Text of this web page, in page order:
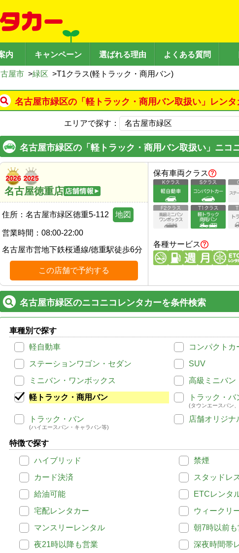
内 キャンペーン 選ばれる理由 よくある質問
屋市 >緑区 >T1クラス(軽トラック・商用バン)
名古屋市緑区の「軽トラック・商用バン取扱い」レンタ
エリアで探す：
名古屋市緑区の「軽トラック・商用バン取扱い」ニコ
名古屋徳重店
住所： 名古屋市緑区徳重5-112 地図
営業時間： 08:00-22:00
名古屋市営地下鉄桜通線/徳重駅徒歩6分
この店舗で予約する
保有車両クラス
各種サービス
名古屋市緑区のニコニコレンタカーを条件検索
車種別で探す
軽自動車
コンパクトカ
ステーションワゴン・セダン
SUV
ミニバン・ワンボックス
高級ミニバン
軽トラック・商用バン
トラック・バ
(タウンエースバン
トラック・バン
(ハイエースバン・キャラバン等)
店舗オリジナ
特徴で探す
ハイブリッド
禁煙
カード決済
スタッドレス
給油可能
ETCレンタ
宅配レンタカー
ウィークリ
マンスリーレンタル
朝7時以前も
夜21時以降も営業
深夜時間帯